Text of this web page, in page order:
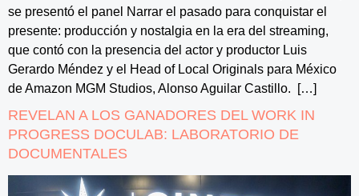
se presentó el panel Narrar el pasado para conquistar el
presente: producción y nostalgia en la era del streaming,
que contó con la presencia del actor y productor Luis
Gerardo Méndez y el Head of Local Originals para México
de Amazon MGM Studios, Alonso Aguilar Castillo. […]
REVELAN A LOS GANADORES DEL WORK IN
PROGRESS DOCULAB: LABORATORIO DE
DOCUMENTALES